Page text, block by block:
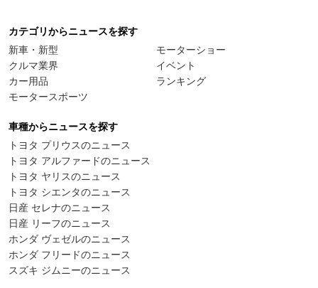
カテゴリからニュースを探す
新車・新型
クルマ業界
カー用品
モータースポーツ
モーターショー
イベント
ランキング
車種からニュースを探す
トヨタ プリウスのニュース
トヨタ アルファードのニュース
トヨタ ヤリスのニュース
トヨタ シエンタのニュース
日産 セレナのニュース
日産 リーフのニュース
ホンダ ヴェゼルのニュース
ホンダ フリードのニュース
スズキ ジムニーのニュース